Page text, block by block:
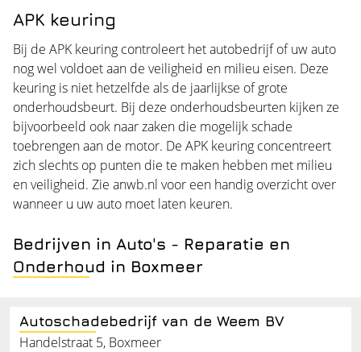
APK keuring
Bij de APK keuring controleert het autobedrijf of uw auto
nog wel voldoet aan de veiligheid en milieu eisen. Deze
keuring is niet hetzelfde als de jaarlijkse of grote
onderhoudsbeurt. Bij deze onderhoudsbeurten kijken ze
bijvoorbeeld ook naar zaken die mogelijk schade
toebrengen aan de motor. De APK keuring concentreert
zich slechts op punten die te maken hebben met milieu
en veiligheid. Zie anwb.nl voor een handig overzicht over
wanneer u uw auto moet laten keuren.
Bedrijven in Auto's - Reparatie en
Onderhoud in Boxmeer
Autoschadebedrijf van de Weem BV
Handelstraat 5, Boxmeer